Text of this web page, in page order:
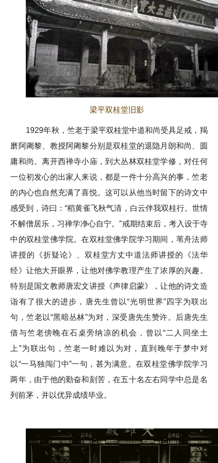
梁平双桂堂旧影
1929年秋，竺老于梁平双桂堂中道和尚受具足戒，羯
磨阿阇黎、教授阿阇黎分别是双桂堂的退隐月朗和尚、圆
庸和尚。离开西禅寺小庙，到大丛林双桂堂学修，对任何
一位初发心的出家人来说，都是一件十分高兴的事，竺老
的内心也自然充满了喜悦。这可以从他当时留下的诗文中
感受到，诗曰：“稻黄雀飞秋气清，白云伴我双桂行。世情
不解僧居乐，习禅学净心自宁。”戒期结束后，考入设于寺
中的双桂堂佛学院。在双桂堂佛学院学习期间，苇舟法师
讲授的《折疑论》、双桂堂方丈中道法师讲授的《法华
经》让他大开眼界，让他对佛学教理产生了浓厚的兴趣。
特别是国文教师唐宏文讲授《声律启蒙》，让他的诗文造
诣有了很大的进步，唐先生曾以“光明世界”四字为联出
句，竺老以“黑暗丛林”为对，深受唐先生赞许。后唐先生
借与竺老傍晚在石桌旁纳凉的机会，曾以“二人同坐土
上”为联出句，竺老一时难以为对，直到晚年于梦中对
以“一马独闯门中”一句，甚为满意。在双桂堂佛学院学习
两年，由于他的勤奋和刻苦，在五十名左右同学中总是名
列前茅，并以优异成绩毕业。